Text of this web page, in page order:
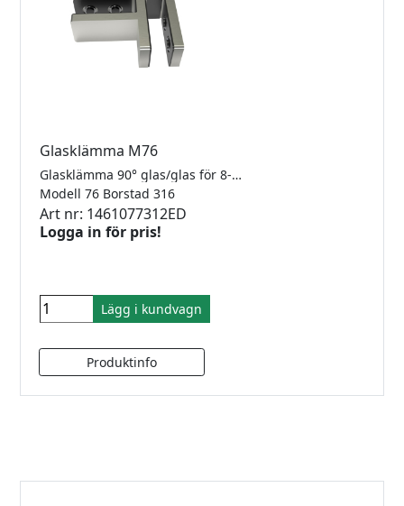
Glasklämma M76
Glasklämma 90° glas/glas för 8-12.76mm glas. Rostfritt 316.
Modell 76 Borstad 316
Art nr: 1461077312ED
Logga in för pris!
Lägg i kundvagn